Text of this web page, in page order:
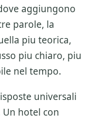
aggiungono
parole, la
piu teorica,
piu chiaro, piu
nel tempo.
universali
hotel con